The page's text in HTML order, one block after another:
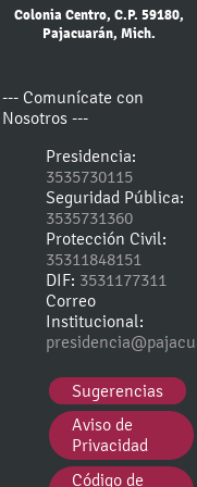
Colonia Centro, C.P. 59180,
Pajacuarán, Mich.
--- Comunícate con
Nosotros ---
Presidencia:
3535730115
Seguridad Pública:
3535731360
Protección Civil:
35311848151
DIF: 3531177311
Correo
Institucional:
Sugerencias
Aviso de
Privacidad
Código de